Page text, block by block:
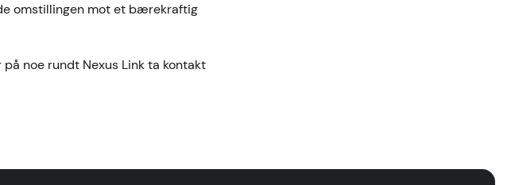
omstillingen mot et bærekraftig
noe rundt Nexus Link ta kontakt